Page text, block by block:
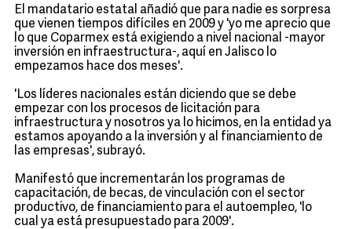
El mandatario estatal añadió que para nadie es sorpresa
que vienen tiempos difíciles en 2009 y 'yo me aprecio que
lo que Coparmex está exigiendo a nivel nacional -mayor
inversión en infraestructura-, aquí en Jalisco lo
empezamos hace dos meses'.
'Los líderes nacionales están diciendo que se debe
empezar con los procesos de licitación para
infraestructura y nosotros ya lo hicimos, en la entidad ya
estamos apoyando a la inversión y al financiamiento de
las empresas', subrayó.
Manifestó que incrementarán los programas de
capacitación, de becas, de vinculación con el sector
productivo, de financiamiento para el autoempleo, 'lo
cual ya está presupuestado para 2009'.